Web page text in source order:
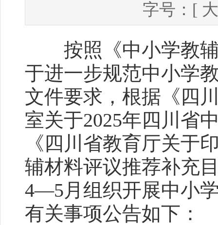
字号：[ 大
按照《中小学教辅
于进一步规范中小学
文件要求，根据《四
室关于2025年四川省
《四川省教育厅关于
辅材料评议推荐补充
4—5月组织开展中小
有关事项公告如下：